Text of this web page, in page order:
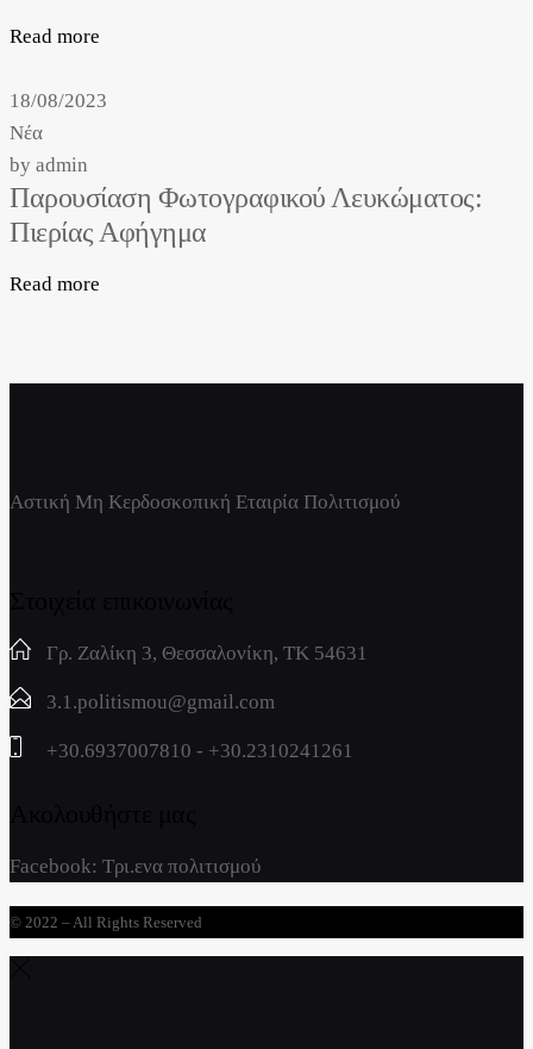
Read more
18/08/2023
Νέα
by admin
Παρουσίαση Φωτογραφικού Λευκώματος:
Πιερίας Αφήγημα
Read more
Αστική Μη Κερδοσκοπική Εταιρία Πολιτισμού
Γρ. Ζαλίκη 3, Θεσσαλονίκη, ΤΚ 54631
3.1.politismou@gmail.com
+30.6937007810 - +30.2310241261
Facebook: Τρι.ενα πολιτισμού
© 2022 – All Rights Reserved